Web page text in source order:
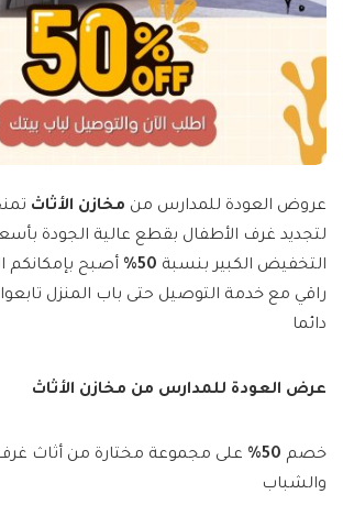
عروض العودة للمدارس من مخازن الأثاث
لتجديد غرف الأطفال بقطع عالية الجودة
التخفيض الكبير بنسبة 50%
أصبح بإمكانكم
راقي مع خدمة التوصيل حتى باب المنزل
دائما
عرض العودة للمدارس من مخازن الأثاث
خصم 50%
على مجموعة مختارة من أثاث
والشباب